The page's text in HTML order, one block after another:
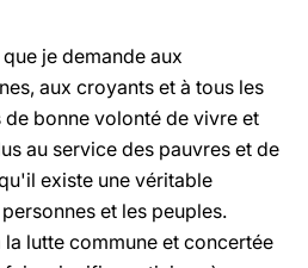
je demande aux
aux croyants et à tous les
de bonne volonté de vivre et
au service des pauvres et de
existe une véritable
et les peuples.
lutte commune et concertée